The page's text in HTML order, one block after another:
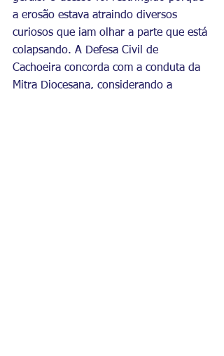
a erosão estava atraindo diversos
curiosos que iam olhar a parte que está
colapsando. A Defesa Civil de
Cachoeira concorda com a conduta da
Mitra Diocesana, considerando a